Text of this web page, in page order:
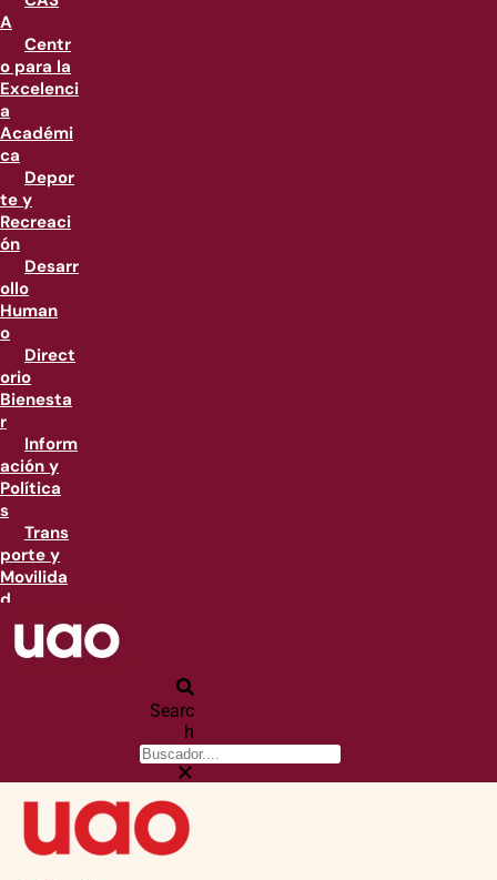
A
Centr
o para la
Excelenci
a
Académi
ca
Depor
te y
Recreaci
ón
Desarr
ollo
Human
o
Direct
orio
Bienesta
r
Inform
ación y
Política
s
Trans
porte y
Movilida
d
Searc
h